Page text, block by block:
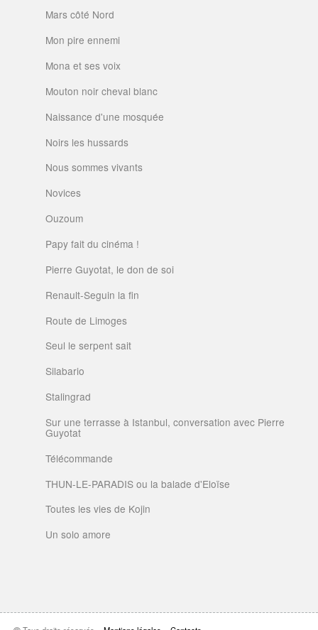
Mars côté Nord
Mon pire ennemi
Mona et ses voix
Mouton noir cheval blanc
Naissance d'une mosquée
Noirs les hussards
Nous sommes vivants
Novices
Ouzoum
Papy fait du cinéma !
Pierre Guyotat, le don de soi
Renault-Seguin la fin
Route de Limoges
Seul le serpent sait
Silabario
Stalingrad
Sur une terrasse à Istanbul, conversation avec Pierre
Guyotat
Télécommande
THUN-LE-PARADIS ou la balade d'Eloïse
Toutes les vies de Kojin
Un solo amore